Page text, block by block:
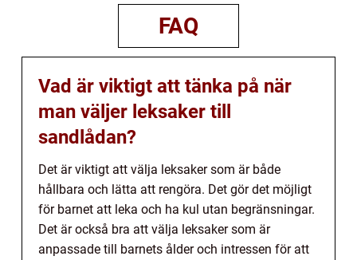
FAQ
Vad är viktigt att tänka på när
man väljer leksaker till
sandlådan?
Det är viktigt att välja leksaker som är både
hållbara och lätta att rengöra. Det gör det möjligt
för barnet att leka och ha kul utan begränsningar.
Det är också bra att välja leksaker som är
anpassade till barnets ålder och intressen för att